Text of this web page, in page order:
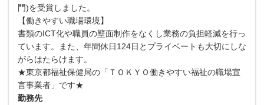
門)を受賞しました。
【働きやすい職場環境】
書類のICT化や職員の壁面制作をなくし業務の負担軽減を行っ
ています。また、年間休日124日とプライベートも大切にしな
がらはたらけます。
★東京都福祉保健局の「ＴＯＫＹＯ働きやすい福祉の職場宣
言事業者」です★
勤務先